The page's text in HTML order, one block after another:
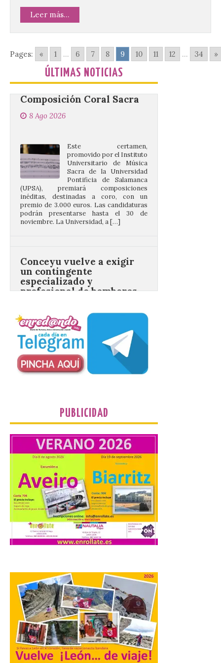
Leer más...
Pages: « 1 ... 6 7 8 9 10 11 12 ... 34 »
ÚLTIMAS NOTICIAS
creación musical con el I
Concurso Internacional de
Composición Coral Sacra
Sacra de la Universidad
Pontificia de Salamanca
(UPSA), premiará composiciones
inéditas, destinadas a coro, con un
premio de 3.000 euros. Las candidaturas
podrán presentarse hasta el 30 de
noviembre. La Universidad, a […]
profesional de bomberos
forestales en el País
Leonés
Conceyu «se opone
frontalmente a quienes,
desde esta
“descomunidad”
antinatural, artificial e
híbrida de Castilla y León, niegan el
Santander aconseja acudir
a pie o en transporte
público y evitar el
vehículo privado para el
eclipse
8 Ago 2026
El TUS cuenta con líneas
que llegan a la zona en
reforzará la movilidad con un servicio
especial de lanzaderas desde el PCTCAN
a Ciriego. El Ayuntamiento de […]
Turismo de Extremadura
impulsa nuevas
iniciativas relacionadas
con el trío de eclipses para
PUBLICIDAD